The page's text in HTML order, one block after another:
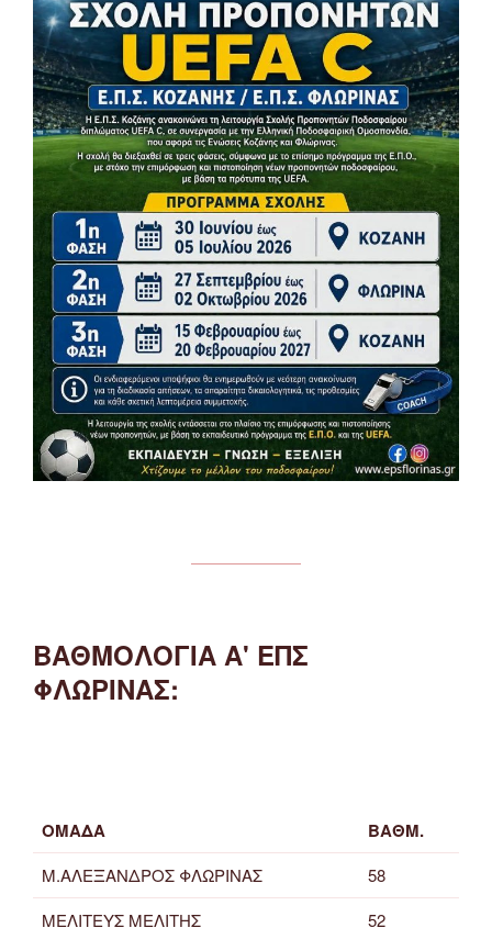
ΒΑΘΜΟΛΟΓΙΑ Α' ΕΠΣ
ΦΛΩΡΙΝΑΣ:
ΟΜΑΔΑ ΒΑΘΜ.
Μ.ΑΛΕΞΑΝΔΡΟΣ ΦΛΩΡΙΝΑΣ
58
ΜΕΛΙΤΕΥΣ ΜΕΛΙΤΗΣ
52